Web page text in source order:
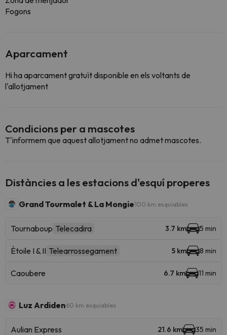
Fogons
Aparcament
Hi ha aparcament gratuït disponible en els voltants de
l'allotjament
Condicions per a mascotes
T'informem que aquest allotjament no admet mascotes.
Distàncies a les estacions d'esquí properes
Grand Tourmalet & La Mongie100 km esquiables
Tournaboup Telecadira 3.7 km 5 min
Ètoile I & II Telearrossegament 5 km 8 min
Caoubere 6.7 km 11 min
Luz Ardiden60 km esquiables
Aulian Express 21.6 km 35 min